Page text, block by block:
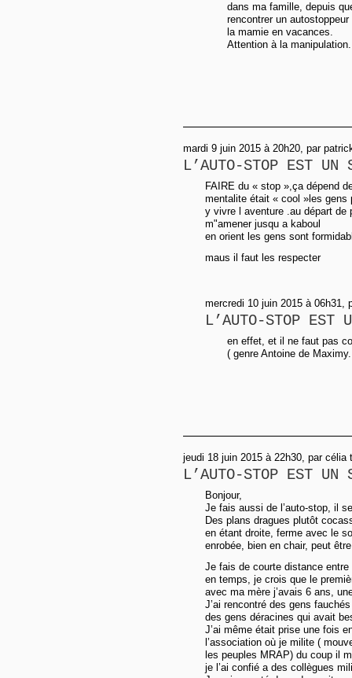
dans ma famille, depuis
rencontrer un
la mamie en vacances.
Attention à la
mardi 9 juin 2015 à 20h20, par
L’AUTO-STOP EST UN
FAIRE du « stop »,ça dépend
mentalite était « cool »les
y vivre l aventure .au départ de
m"amener jusqu a kaboul
en orient les gens sont
maus il faut les respecter
mercredi 10 juin 2015 à 06h31,
L’AUTO-STOP EST
en effet, et il ne faut pas
( genre Antoine de
jeudi 18 juin 2015 à 22h30, par célia
L’AUTO-STOP EST UN
Bonjour,
Je fais aussi de l’auto-stop, il
Des plans dragues plutôt
en étant droite, ferme avec le
enrobée, bien en chair, peut
Je fais de courte distance entre
en temps, je crois que le
avec ma mère j’avais 6 ans,
J’ai rencontré des gens
des gens déracines qui avait
J’ai même était prise une fois
l’association où je milite (
les peuples MRAP) du coup il
je l’ai confié a des collègues